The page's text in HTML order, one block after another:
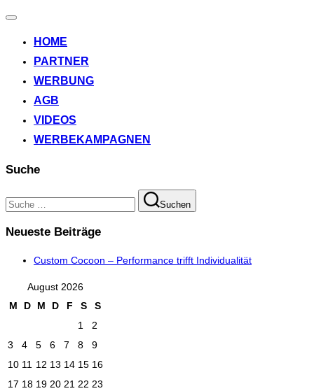
Navigation
HOME
PARTNER
WERBUNG
AGB
VIDEOS
WERBEKAMPAGNEN
Suche
Suchen
nach:
Suchen
Neueste Beiträge
Custom Cocoon – Performance trifft Individualität
August 2026
M
D M D F S
S
1
2
3
4 5 6 7 8
9
10 11 12 13 14 15 16
17 18 19 20 21 22 23